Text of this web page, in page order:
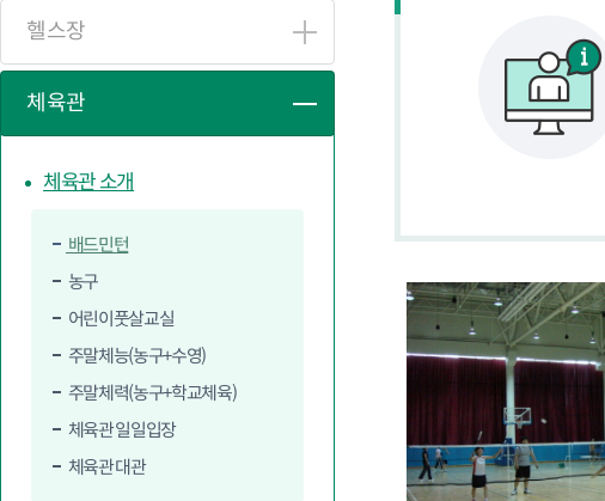
헬스장
체육관
체육관 소개
배드민턴
농구
어린이풋살교실
주말체능(농구+수영)
주말체력(농구+학교체육)
체육관 일일입장
체육관 대관